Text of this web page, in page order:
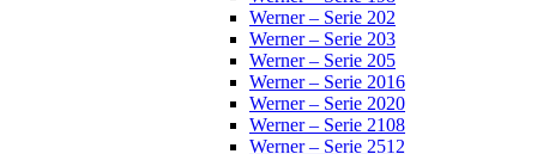
Werner – Serie 202
Werner – Serie 203
Werner – Serie 205
Werner – Serie 2016
Werner – Serie 2020
Werner – Serie 2108
Werner – Serie 2512